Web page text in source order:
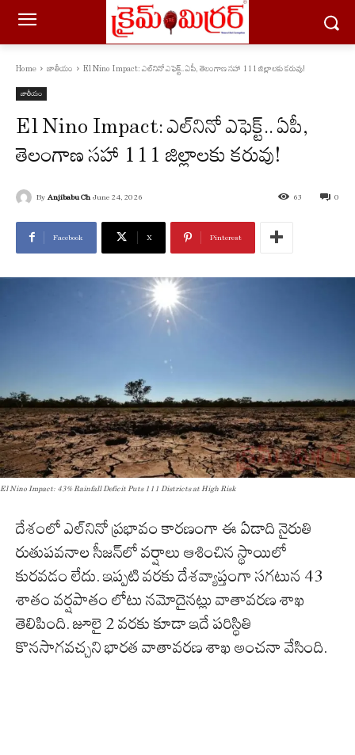
Home జాతీయం El Nino Impact: ఎల్‌నినో ఎఫెక్ట్.. ఏపీ, తెలంగాణ సహా 111 జిల్లాలకు కరువు!
జాతీయం
El Nino Impact: ఎల్‌నినో ఎఫెక్ట్.. ఏపీ,
తెలంగాణ సహా 111 జిల్లాలకు కరువు!
By Anjibabu Ch June 24, 2026 0
63
Facebook X Pinterest
El Nino Impact: 43% Rainfall Deficit Puts 111 Districts at High Risk
దేశంలో ఎల్‌నినో ప్రభావం కారణంగా ఈ ఏడాది నైరుతి
రుతుపవనాల సీజన్‌లో వర్షాలు ఆశించిన స్థాయిలో
కురవడం లేదు. ఇప్పటి వరకు దేశవ్యాప్తంగా సగటున 43
శాతం వర్షపాతం లోటు నమోదైనట్లు వాతావరణ శాఖ
తెలిపింది. జూలై 2 వరకు కూడా ఇదే పరిస్థితి
కొనసాగవచ్చని భారత వాతావరణ శాఖ అంచనా వేసింది.